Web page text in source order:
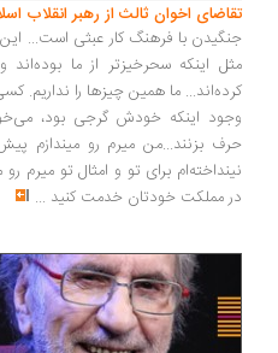
تقاضای اخوان ثالث از رهبر انقلاب
جنگیدن با فرهنگ کار عبثی است... این
مثل اینکه سحرخیزتر از ما
کرده‌اند... ما همین چیزها را نداریم.
وجود اینکه خودش گرجی بود،
حرف بزنند...من میرم رو میندازم
نینداخته‌ام برای تو و امثال تو میرم
در مملکت خودتان خدمت کنید ...